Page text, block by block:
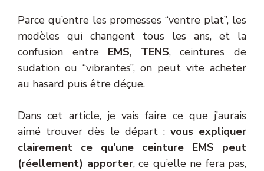
Parce qu’entre les promesses “ventre plat”, les
modèles qui changent tous les ans, et la
confusion entre EMS, TENS, ceintures de
sudation ou “vibrantes”, on peut vite acheter
au hasard puis être déçue.
Dans cet article, je vais faire ce que j’aurais
aimé trouver dès le départ : vous expliquer
clairement ce qu’une ceinture EMS peut
(réellement) apporter, ce qu’elle ne fera pas,